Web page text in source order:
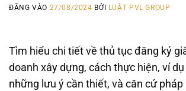
ĐĂNG VÀO 27/08/2024 BỞI LUẬT PVL GROUP
Tìm hiểu chi tiết về thủ tục đăng ký
doanh xây dựng, cách thực hiện, ví
những lưu ý cần thiết, và căn cứ pháp